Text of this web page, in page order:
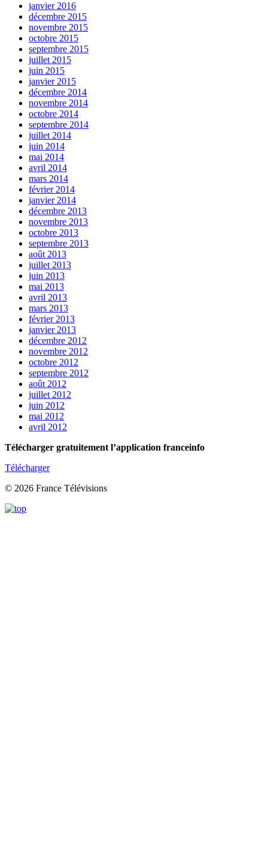
janvier 2016
décembre 2015
novembre 2015
octobre 2015
septembre 2015
juillet 2015
juin 2015
janvier 2015
décembre 2014
novembre 2014
octobre 2014
septembre 2014
juillet 2014
juin 2014
mai 2014
avril 2014
mars 2014
février 2014
janvier 2014
décembre 2013
novembre 2013
octobre 2013
septembre 2013
août 2013
juillet 2013
juin 2013
mai 2013
avril 2013
mars 2013
février 2013
janvier 2013
décembre 2012
novembre 2012
octobre 2012
septembre 2012
août 2012
juillet 2012
juin 2012
mai 2012
avril 2012
Télécharger gratuitement l’application franceinfo
Télécharger
© 2026 France Télévisions